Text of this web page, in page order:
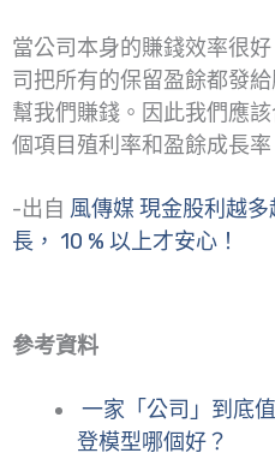
當公司本身的賺錢效率很
司把所有的保留盈餘都發
幫我們賺錢。因此我們應
個項目殖利率和盈餘成長率
-出自 風傳媒 現金股利越
長， 10 % 以上才安心！
參考資料
一家「公司」到底
登模型哪個好？